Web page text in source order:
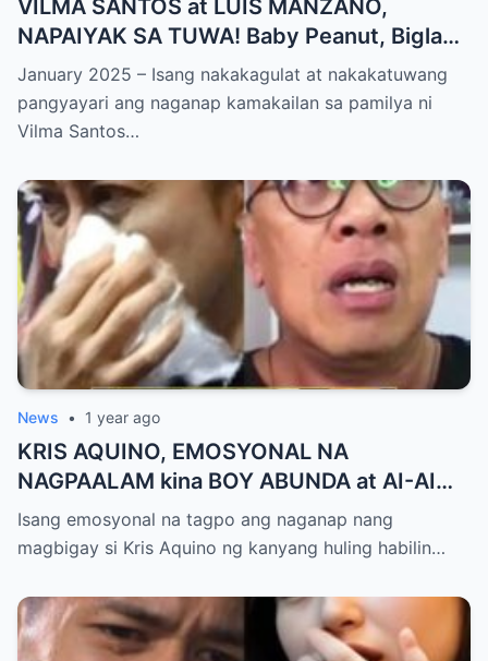
VILMA SANTOS at LUIS MANZANO,
NAPAIYAK SA TUWA! Baby Peanut, Biglang
NAGSALITA ng DIRETSO sa Harap ng Lahat
— Jessy Mendiola, EMOSYONAL sa
Milestone ng Anak! Netizens Kinilig at Na-
January 2025 – Isang nakakagulat at nakakatuwang
pangyayari ang naganap kamakailan sa pamilya ni
Vilma Santos…
News • 1 year ago
KRIS AQUINO, EMOSYONAL NA
NAGPAALAM kina BOY ABUNDA at AI-AI
DELAS ALAS! Huling Habilin ng Queen of
All Media, NAGPAIYAK sa Buong Bayan —
Pagpapatawad, Isiniwalat na!
Isang emosyonal na tagpo ang naganap nang
magbigay si Kris Aquino ng kanyang huling habilin…